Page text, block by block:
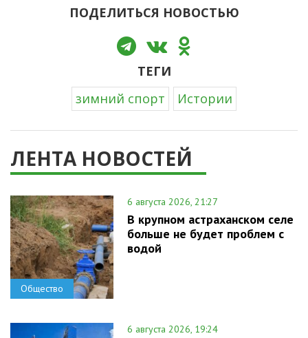
ПОДЕЛИТЬСЯ НОВОСТЬЮ
ТЕГИ
зимний спорт
Истории
ЛЕНТА НОВОСТЕЙ
Общество
6 августа 2026, 21:27
В крупном астраханском селе
больше не будет проблем с
водой
6 августа 2026, 19:24